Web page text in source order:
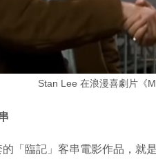
Stan Lee 在浪漫喜劇片《
「臨記」客串電影作品，就